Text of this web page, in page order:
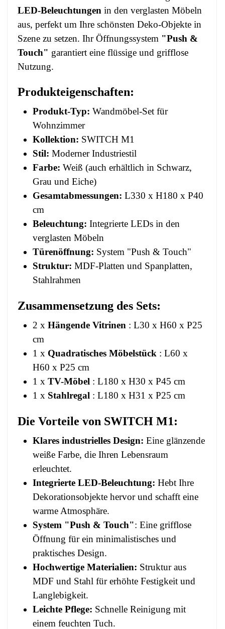
LED-Beleuchtungen in den verglasten Möbeln
aus, perfekt um Ihre schönsten Deko-Objekte in
Szene zu setzen. Ihr Öffnungssystem "Push &
Touch" garantiert eine flüssige und grifflose
Nutzung.
Produkteigenschaften:
Produkt-Typ: Wandmöbel-Set für
Wohnzimmer
Kollektion: SWITCH M1
Stil: Moderner Industriestil
Farbe: Weiß (auch erhältlich in Schwarz,
Grau und Eiche)
Gesamtabmessungen: L330 x H180 x P40
cm
Beleuchtung: Integrierte LEDs in den
verglasten Möbeln
Türenöffnung: System "Push & Touch"
Struktur: MDF-Platten und Spanplatten,
Stahlrahmen
Zusammensetzung des Sets:
2 x Hängende Vitrinen : L30 x H60 x P25
cm
1 x Quadratisches Möbelstück : L60 x
H60 x P25 cm
1 x TV-Möbel : L180 x H30 x P45 cm
1 x Stahlregal : L180 x H31 x P25 cm
Die Vorteile von SWITCH M1:
Klares industrielles Design: Eine glänzende
weiße Farbe, die Ihren Lebensraum
erleuchtet.
Integrierte LED-Beleuchtung: Hebt Ihre
Dekorationsobjekte hervor und schafft eine
warme Atmosphäre.
System "Push & Touch": Eine grifflose
Öffnung für ein minimalistisches und
praktisches Design.
Hochwertige Materialien: Struktur aus
MDF und Stahl für erhöhte Festigkeit und
Langlebigkeit.
Leichte Pflege: Schnelle Reinigung mit
einem feuchten Tuch.